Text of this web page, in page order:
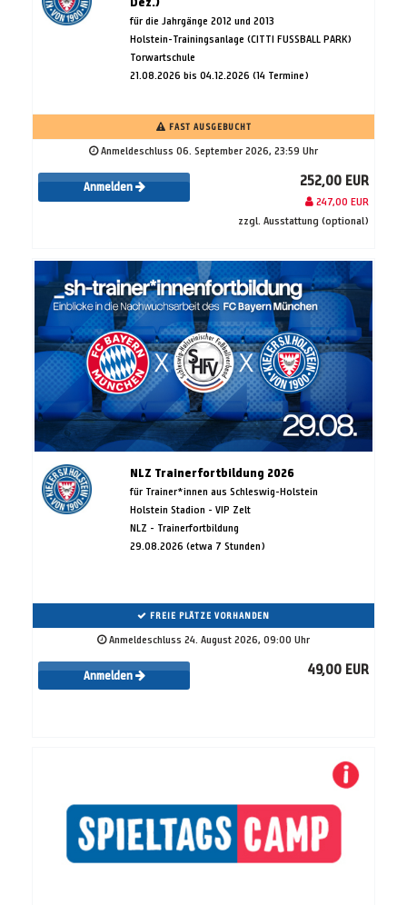
für die Jahrgänge 2012 und 2013
Holstein-Trainingsanlage (CITTI FUSSBALL PARK)
Torwartschule
21.08.2026 bis 04.12.2026 (14 Termine)
FAST AUSGEBUCHT
Anmeldeschluss 06. September 2026, 23:59 Uhr
Anmelden 252,00 EUR
247,00 EUR
zzgl. Ausstattung (optional)
NLZ Trainerfortbildung 2026
für Trainer*innen aus Schleswig-Holstein
Holstein Stadion - VIP Zelt
NLZ - Trainerfortbildung
29.08.2026 (etwa 7 Stunden)
FREIE PLÄTZE VORHANDEN
Anmeldeschluss 24. August 2026, 09:00 Uhr
Anmelden 49,00 EUR